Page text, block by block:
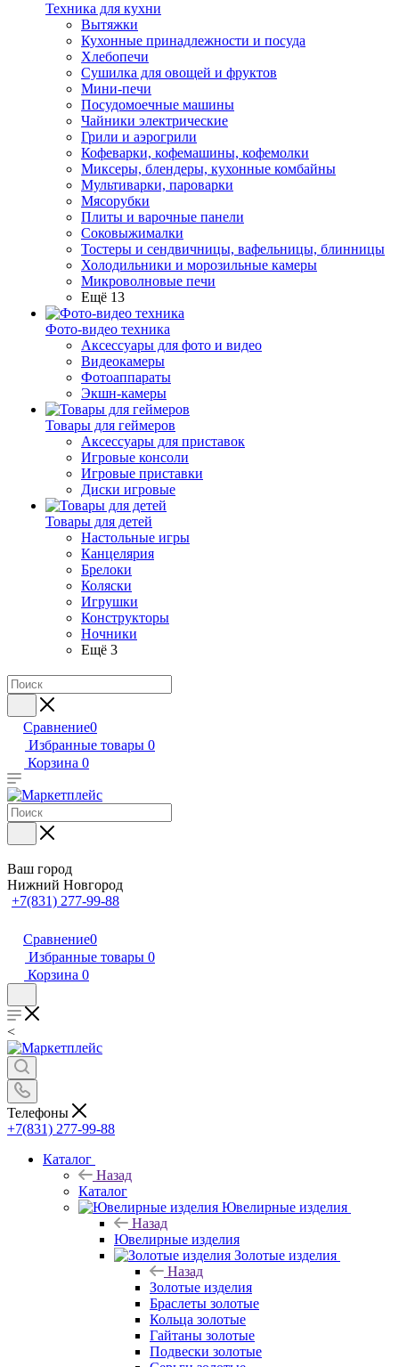
Техника для кухни
Вытяжки
Кухонные принадлежности и посуда
Хлебопечи
Сушилка для овощей и фруктов
Мини-печи
Посудомоечные машины
Чайники электрические
Грили и аэрогрили
Кофеварки, кофемашины, кофемолки
Миксеры, блендеры, кухонные комбайны
Мультиварки, пароварки
Мясорубки
Плиты и варочные панели
Соковыжималки
Тостеры и сендвичницы, вафельницы, блинницы
Холодильники и морозильные камеры
Микроволновые печи
Ещё 13
Фото-видео техника
Аксессуары для фото и видео
Видеокамеры
Фотоаппараты
Экшн-камеры
Товары для геймеров
Аксессуары для приставок
Игровые консоли
Игровые приставки
Диски игровые
Товары для детей
Настольные игры
Канцелярия
Брелоки
Коляски
Игрушки
Конструкторы
Ночники
Ещё 3
Сравнение0
Избранные товары 0
Корзина 0
Ваш город
Нижний Новгород
+7(831) 277-99-88
Сравнение0
Избранные товары 0
Корзина 0
<
Телефоны
+7(831) 277-99-88
Каталог
Назад
Каталог
Ювелирные изделия
Назад
Ювелирные изделия
Золотые изделия
Назад
Золотые изделия
Браслеты золотые
Кольца золотые
Гайтаны золотые
Подвески золотые